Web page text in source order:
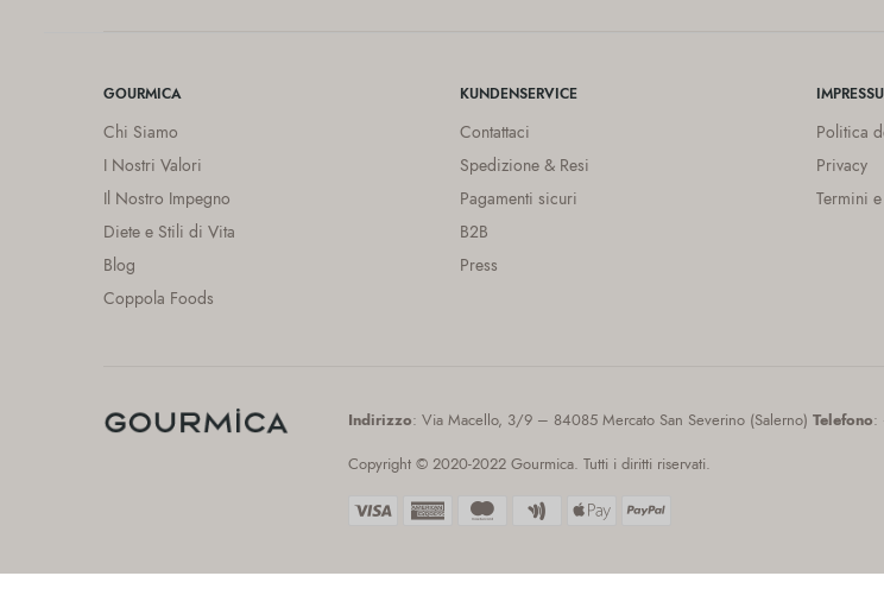
GOURMICA
Chi Siamo
I Nostri Valori
Il Nostro Impegno
Diete e Stili di Vita
Blog
Coppola Foods
KUNDENSERVICE
Contattaci
Spedizione & Resi
Pagamenti sicuri
B2B
Press
Politica
Privacy
Termini
Indirizzo: Via Macello, 3/9 – 84085 Mercato San Severino (Salerno) Telefono:
Copyright © 2020-2022 Gourmica. Tutti i diritti riservati.